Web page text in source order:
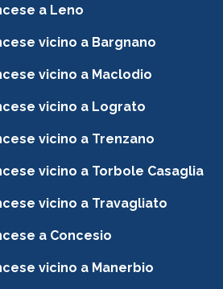
a Leno
vicino a Bargnano
vicino a Maclodio
vicino a Lograto
vicino a Trenzano
vicino a Torbole Casaglia
vicino a Travagliato
a Concesio
vicino a Manerbio